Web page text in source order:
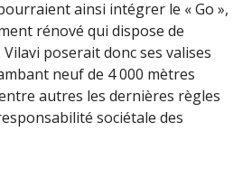
ainsi intégrer le « Go »,
rénové qui dispose de
poserait donc ses valises
neuf de 4 000 mètres
autres les dernières règles
sociétale des